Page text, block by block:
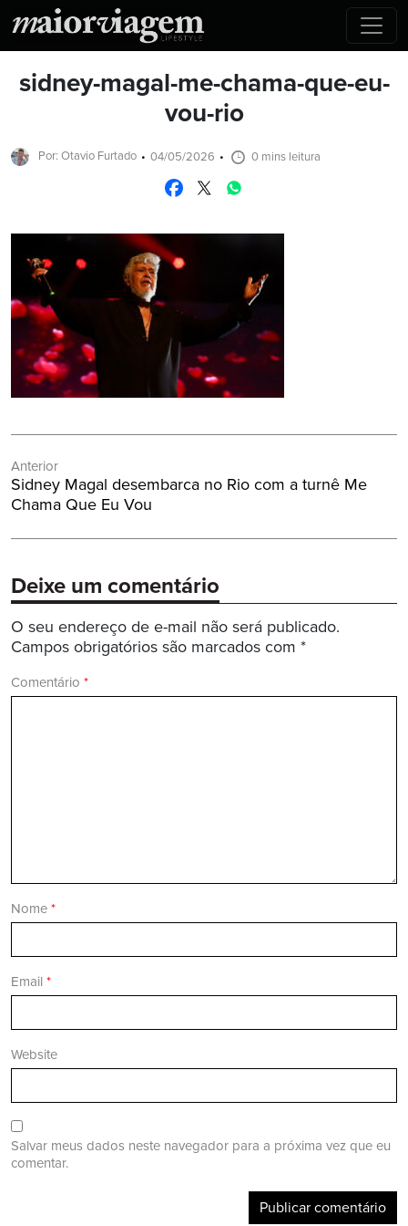
sidney-magal-me-chama-que-eu-
vou-rio
Por: Otavio Furtado 04/05/2026 0 mins leitura
de
Post
Anterior
Post
Anterior:
Sidney Magal desembarca no Rio com a turnê Me
Chama Que Eu Vou
Deixe um comentário
O seu endereço de e-mail não será publicado.
Campos obrigatórios são marcados com *
Comentário *
Nome *
Email *
Website
Salvar meus dados neste navegador para a próxima vez que eu
comentar.